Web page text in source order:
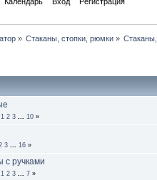
» Стаканы, стопки, рюмки»
1 2 3 10 »
3 16 »
с ручками
1 2 3 7 »